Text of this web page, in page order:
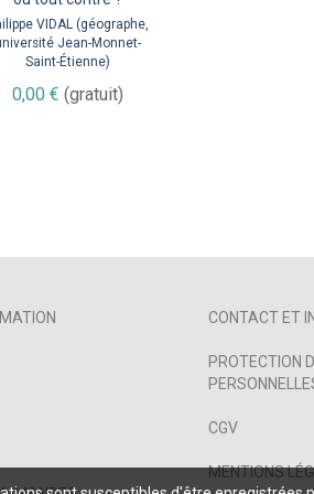
vers la
complexité ?
LAVOINE (science
Grenoble École
université
VIDAL (géographe,
Jean-Monnet-
Saint-Étienne)
0,00 € (gratuit)
CONTACT ET
PROTECTION
CGV
MENTIONS